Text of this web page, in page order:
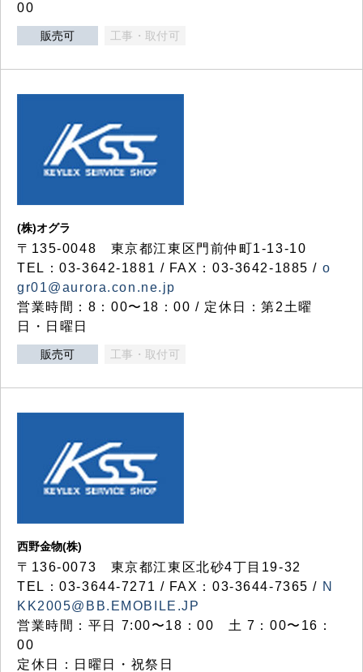
00
販売可 工事・取付可
(株)オグラ
〒135-0048 東京都江東区門前仲町1-13-10
TEL：03-3642-1881 / FAX：03-3642-1885 / o
gr01@aurora.con.ne.jp
営業時間：8：00〜18：00 / 定休日：第2土曜
日・日曜日
販売可 工事・取付可
西野金物(株)
〒136-0073 東京都江東区北砂4丁目19-32
TEL：03‐3644‐7271 / FAX：03-3644-7365 / N
KK2005@BB.EMOBILE.JP
営業時間：平日 7:00〜18：00 土 7：00〜16：
00
定休日：日曜日・祝祭日